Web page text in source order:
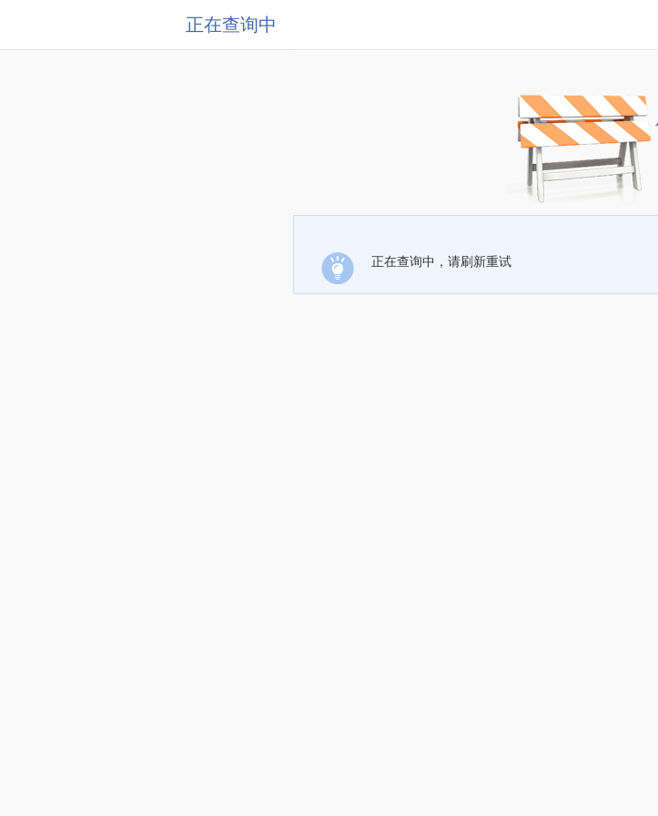
正在查询中
正在查询中，请刷新重试